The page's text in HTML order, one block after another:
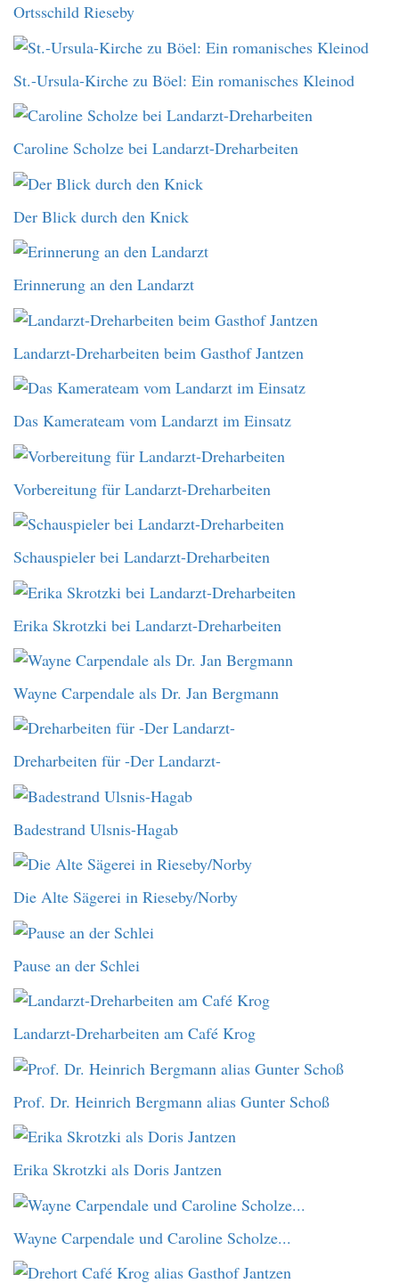
Ortsschild Rieseby
St.-Ursula-Kirche zu Böel: Ein romanisches Kleinod
Caroline Scholze bei Landarzt-Dreharbeiten
Der Blick durch den Knick
Erinnerung an den Landarzt
Landarzt-Dreharbeiten beim Gasthof Jantzen
Das Kamerateam vom Landarzt im Einsatz
Vorbereitung für Landarzt-Dreharbeiten
Schauspieler bei Landarzt-Dreharbeiten
Erika Skrotzki bei Landarzt-Dreharbeiten
Wayne Carpendale als Dr. Jan Bergmann
Dreharbeiten für -Der Landarzt-
Badestrand Ulsnis-Hagab
Die Alte Sägerei in Rieseby/Norby
Pause an der Schlei
Landarzt-Dreharbeiten am Café Krog
Prof. Dr. Heinrich Bergmann alias Gunter Schoß
Erika Skrotzki als Doris Jantzen
Wayne Carpendale und Caroline Scholze...